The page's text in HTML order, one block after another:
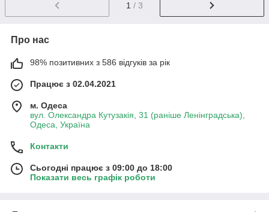
1 / 3
Про нас
98% позитивних з 586 відгуків за рік
Працює з 02.04.2021
м. Одеса
вул. Олександра Кутузакія, 31 (раніше Ленінградська),
Одеса, Україна
Контакти
Сьогодні працює з 09:00 до 18:00
Показати весь графік роботи